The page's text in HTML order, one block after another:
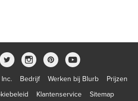
Bedrijf Werken bij Blurb
Prijzen
Klantenservice Sitemap